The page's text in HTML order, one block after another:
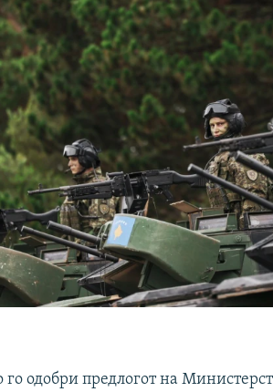
го одобри предлогот на